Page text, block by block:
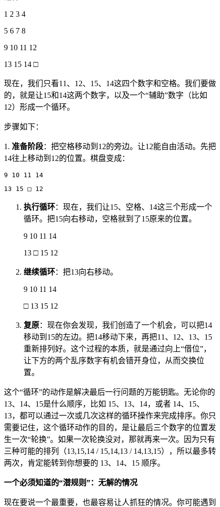
1 2 3 4
5 6 7 8
9 10 11 12
13 15 14 □
现在，我们只看11、12、15、14这四个数字和空格。我们要做
的，就是让15和14这两个数字，以及一个“辅助”数字（比如
12）形成一个循环。
步骤如下：
1. 准备阶段：把空格移动到12的旁边。让12能自由活动。先把
14往上移动到12的位置。棋盘变成：
9 10 11 14
13 15 □ 12
执行循环：现在，我们让15、空格、14这三个形成一个
循环。把15向右移动，空格就到了15原来的位置。
9 10 11 14
13 □ 15 12
继续循环：把13向右移动。
9 10 11 14
□ 13 15 12
复原 ：现在你会发现，我们创造了一个机会，可以把14
移动到15的左边。把14移动下来，再把11、12、13、15
重新排列好。这个过程的本质，就是通过向上“借位”，
让下方的两个乱序数字有机会错开身位，从而交换位
置。
这个“循环”的动作是解决最后一行问题的万能钥匙。无论你的
13、14、15是什么顺序，比如 15、13、14，或者 14、15、
13，都可以通过一次或几次这样的循环操作来完成排序。你只
需要记住，这个循环动作的目的，是让最后三个数字的位置发
生一次“轮换”。如果一次轮换没对，那就再来一次。因为只有
三种可能的排列（13,15,14 / 15,14,13 / 14,13,15），所以最多转
两次，肯定能转到你想要的 13、14、15 顺序。
一个必须知道的“潜规则”：无解的情况
现在要说一个最重要，也最容易让人抓狂的情况。你可能遇到